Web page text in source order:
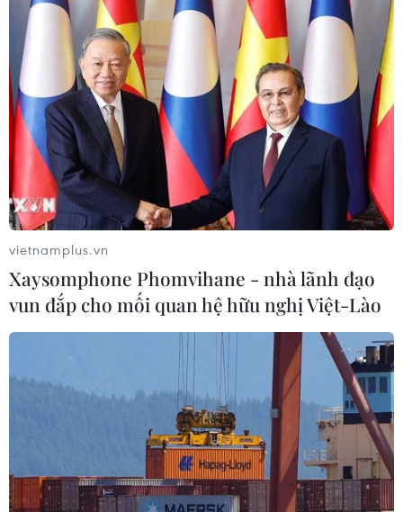
vietnamplus.vn
Xaysomphone Phomvihane - nhà lãnh đạo
vun đắp cho mối quan hệ hữu nghị Việt-Lào